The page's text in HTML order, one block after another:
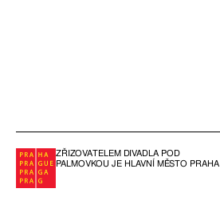
ZŘIZOVATELEM DIVADLA POD
PALMOVKOU JE HLAVNÍ MĚSTO PRAHA